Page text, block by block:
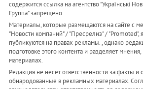
содержится ссылка на агентство "Українськi
Группа" запрещено.
Материалы, которые размещаются на сайте с
"Новости компаний" / "Пресрелиз" / "Promoted",
публикуются на правах рекламы. , однако
подготовке этого контента и разделяет
материалах.
Редакция не несет ответственности за факты
обнародованные в рекламных материалах.